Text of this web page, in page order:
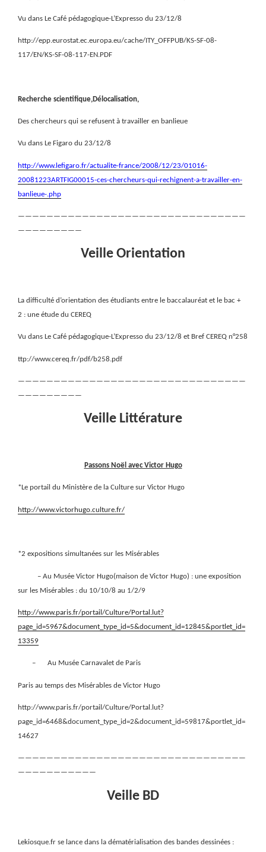
Vu dans Le Café pédagogique-L’Expresso du 23/12/8
http://epp.eurostat.ec.europa.eu/cache/ITY_OFFPUB/KS-SF-08-
117/EN/KS-SF-08-117-EN.PDF
Recherche scientifique,Délocalisation,
Des chercheurs qui se refusent à travailler en banlieue
Vu dans Le Figaro du 23/12/8
http://www.lefigaro.fr/actualite-france/2008/12/23/01016-
20081223ARTFIG00015-ces-chercheurs-qui-rechignent-a-travailler-en-
banlieue-.php
————————————————————————————————
—————————
Veille Orientation
La difficulté d’orientation des étudiants entre le baccalauréat et le bac +
2 : une étude du CEREQ
Vu dans Le Café pédagogique-L’Expresso du 23/12/8 et Bref CEREQ n°258
ttp://www.cereq.fr/pdf/b258.pdf
————————————————————————————————
—————————
Veille Littérature
Passons Noël avec Victor Hugo
*Le portail du Ministère de la Culture sur Victor Hugo
http://www.victorhugo.culture.fr/
*2 expositions simultanées sur les Misérables
– Au Musée Victor Hugo(maison de Victor Hugo) : une exposition
sur les Misérables : du 10/10/8 au 1/2/9
http://www.paris.fr/portail/Culture/Portal.lut?
page_id=5967&document_type_id=5&document_id=12845&portlet_id=
13359
– Au Musée Carnavalet de Paris
Paris au temps des Misérables de Victor Hugo
http://www.paris.fr/portail/Culture/Portal.lut?
page_id=6468&document_type_id=2&document_id=59817&portlet_id=
14627
————————————————————————————————
———————————
Veille BD
Lekiosque.fr se lance dans la dématérialisation des bandes dessinées :